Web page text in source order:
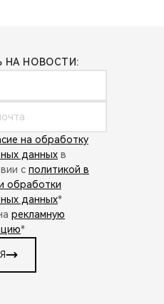
НА НОВОСТИ:
на обработку
данных в
с политикой в
обработки
данных*
рекламную
*